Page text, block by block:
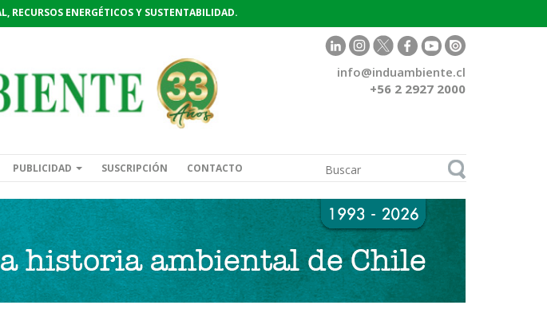
RECURSOS ENERGÉTICOS Y SUSTENTABILIDAD.
info@induambiente.cl
+56 2 2927 2000
PUBLICIDAD SUSCRIPCIÓN CONTACTO